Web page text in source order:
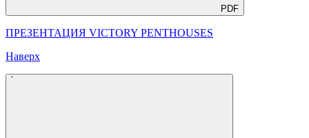
PDF
ПРЕЗЕНТАЦИЯ VICTORY PENTHOUSES
Наверх